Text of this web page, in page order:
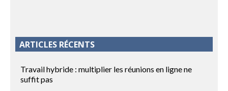
ARTICLES RÉCENTS
Travail hybride : multiplier les réunions en ligne ne
suffit pas